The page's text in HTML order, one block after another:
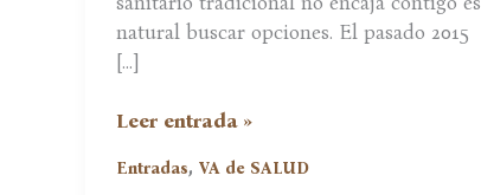
natural buscar opciones. El pasado 2015
[…]
El
Sanitario
Leer entrada »
Entradas, VA de SALUD